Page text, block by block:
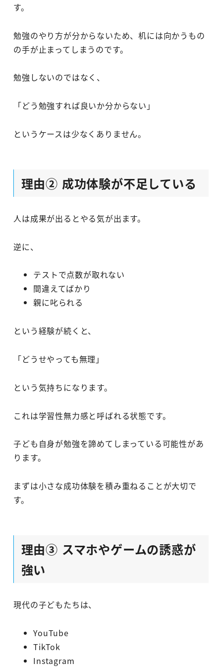
す。
勉強のやり方が分からないため、机には向かうもの
の手が止まってしまうのです。
勉強しないのではなく、
「どう勉強すれば良いか分からない」
というケースは少なくありません。
理由② 成功体験が不足している
人は成果が出るとやる気が出ます。
逆に、
テストで点数が取れない
間違えてばかり
親に叱られる
という経験が続くと、
「どうせやっても無理」
という気持ちになります。
これは学習性無力感と呼ばれる状態です。
子ども自身が勉強を諦めてしまっている可能性があ
ります。
まずは小さな成功体験を積み重ねることが大切で
す。
理由③ スマホやゲームの誘惑が
強い
現代の子どもたちは、
YouTube
TikTok
Instagram